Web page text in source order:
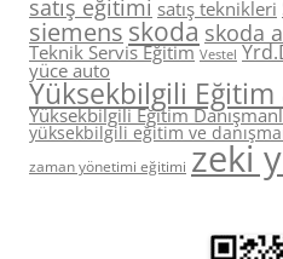
satış eğitimi satış teknikleri
siemens skoda skoda
Teknik Servis Eğitim Vestel
yüce auto
Yüksekbilgili Eğitim
Yüksekbilgili Eğitim
yüksekbilgili eğitim ve
zaman yönetimi eğitimi zeki